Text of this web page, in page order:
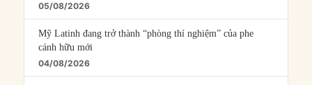
05/08/2026
Mỹ Latinh đang trở thành “phòng thí nghiệm” của phe
cánh hữu mới
04/08/2026